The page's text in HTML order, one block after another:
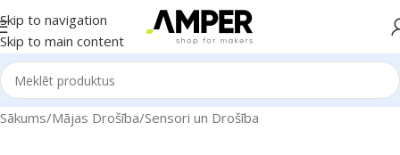
Skip to navigation
Skip to main content
Sākums/Mājas Drošība/Sensori un Drošība